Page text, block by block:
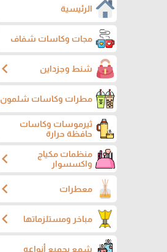
الرئيسية
مجات وكاسات شفاف
شنط وجزداين chevron_left
مطرات وكاسات شلمون
ثيرموسات وكاسات
حافظة حرارة
منظمات مكياج
واكسسوار
chevron_left
معطرات chevron_left
مباخر ومستلزماتها chevron_left
شمع بجميع أنواعه